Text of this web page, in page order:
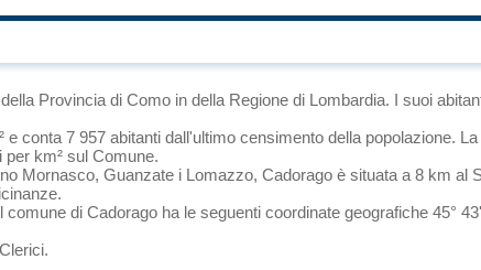
della Provincia di Como in della Regione di Lombardia. I suoi
e conta 7 957 abitanti dall'ultimo censimento della popolazione.
per km² sul Comune.
Mornasco, Guanzate i Lomazzo, Cadorago è situata a 8 km al
comune di Cadorago ha le seguenti coordinate geografiche 45°